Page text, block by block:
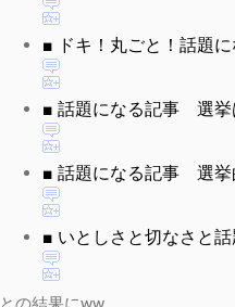
■ ドキ！丸ごと！話題
■ 話題になる記事 選挙
■ 話題になる記事 選
■ いとしさと切なさと